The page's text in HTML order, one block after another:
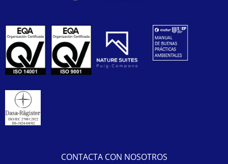
CONTACTA CON NOSOTROS